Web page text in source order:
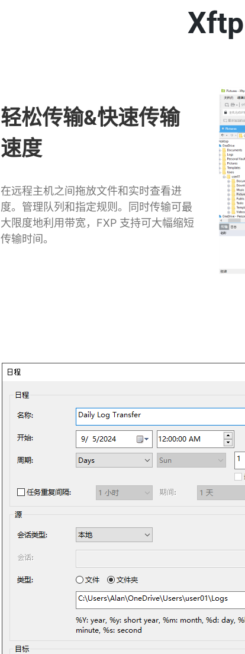
轻松传输&快速传输
速度
在远程主机之间拖放文件和实时查看进
度。管理队列和指定规则。同时传输可最
大限度地利用带宽，FXP 支持可大幅缩短
传输时间。